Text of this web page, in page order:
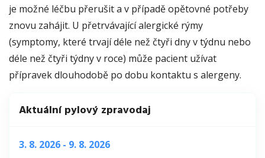
je možné léčbu přerušit a v případě opětovné potřeby
znovu zahájit. U přetrvávající alergické rýmy
(symptomy, které trvají déle než čtyři dny v týdnu nebo
déle než čtyři týdny v roce) může pacient užívat
přípravek dlouhodobě po dobu kontaktu s alergeny.
Aktuální pylový zpravodaj
3. 8. 2026 - 9. 8. 2026